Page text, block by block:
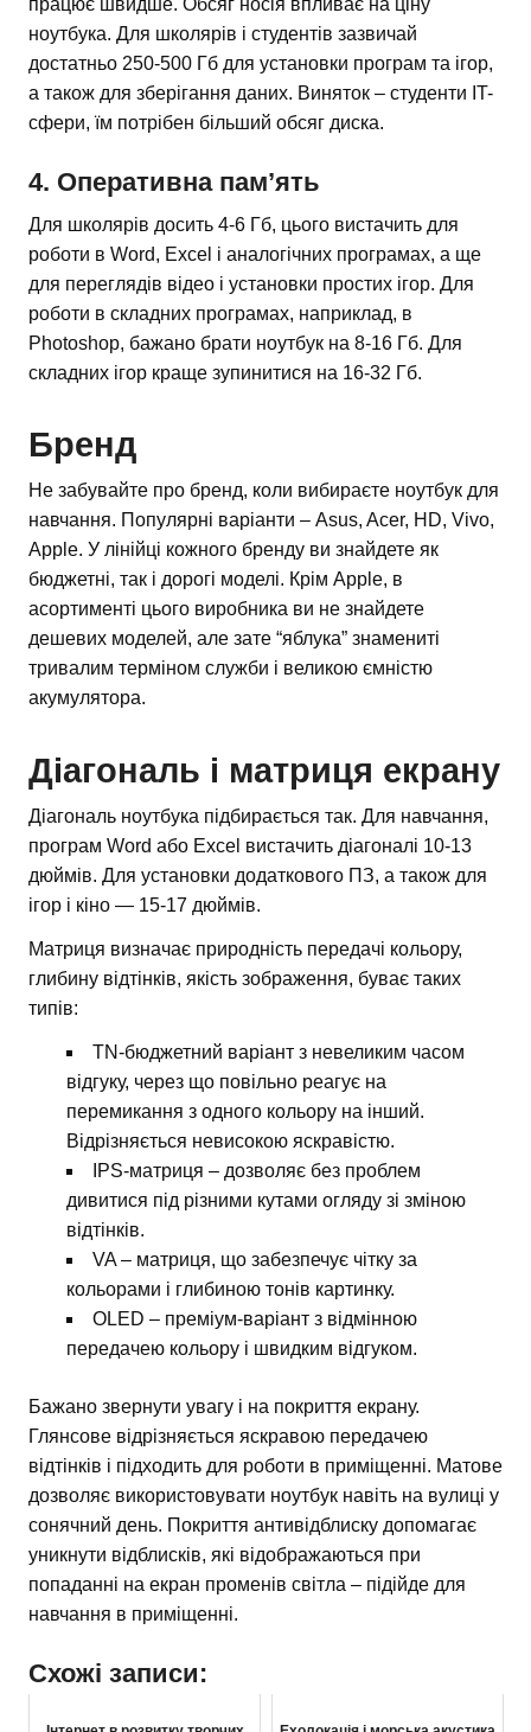
ноутбука. Для школярів і студентів зазвичай
достатньо 250-500 Гб для установки програм та ігор,
а також для зберігання даних. Виняток – студенти IT-
сфери, їм потрібен більший обсяг диска.
4. Оперативна пам’ять
Для школярів досить 4-6 Гб, цього вистачить для
роботи в Word, Excel і аналогічних програмах, а ще
для переглядів відео і установки простих ігор. Для
роботи в складних програмах, наприклад, в
Photoshop, бажано брати ноутбук на 8-16 Гб. Для
складних ігор краще зупинитися на 16-32 Гб.
Бренд
Не забувайте про бренд, коли вибираєте ноутбук для
навчання. Популярні варіанти – Asus, Acer, HD, Vivo,
Apple. У лінійці кожного бренду ви знайдете як
бюджетні, так і дорогі моделі. Крім Apple, в
асортименті цього виробника ви не знайдете
дешевих моделей, але зате “яблука” знамениті
тривалим терміном служби і великою ємністю
акумулятора.
Діагональ і матриця екрану
Діагональ ноутбука підбирається так. Для навчання,
програм Word або Excel вистачить діагоналі 10-13
дюймів. Для установки додаткового ПЗ, а також для
ігор і кіно — 15-17 дюймів.
Матриця визначає природність передачі кольору,
глибину відтінків, якість зображення, буває таких
типів:
TN-бюджетний варіант з невеликим часом
відгуку, через що повільно реагує на
перемикання з одного кольору на інший.
Відрізняється невисокою яскравістю.
IPS-матриця – дозволяє без проблем
дивитися під різними кутами огляду зі зміною
відтінків.
VA – матриця, що забезпечує чітку за
кольорами і глибиною тонів картинку.
OLED – преміум-варіант з відмінною
передачею кольору і швидким відгуком.
Бажано звернути увагу і на покриття екрану.
Глянсове відрізняється яскравою передачею
відтінків і підходить для роботи в приміщенні. Матове
дозволяє використовувати ноутбук навіть на вулиці у
сонячний день. Покриття антивідблиску допомагає
уникнути відблисків, які відображаються при
попаданні на екран променів світла – підійде для
навчання в приміщенні.
Схожі записи: